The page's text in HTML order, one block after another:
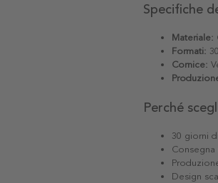
Specifiche
Materiale:
Formati:
Cornice:
Perché
30 giorni
Design